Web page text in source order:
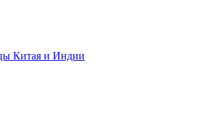
Китая и Индии